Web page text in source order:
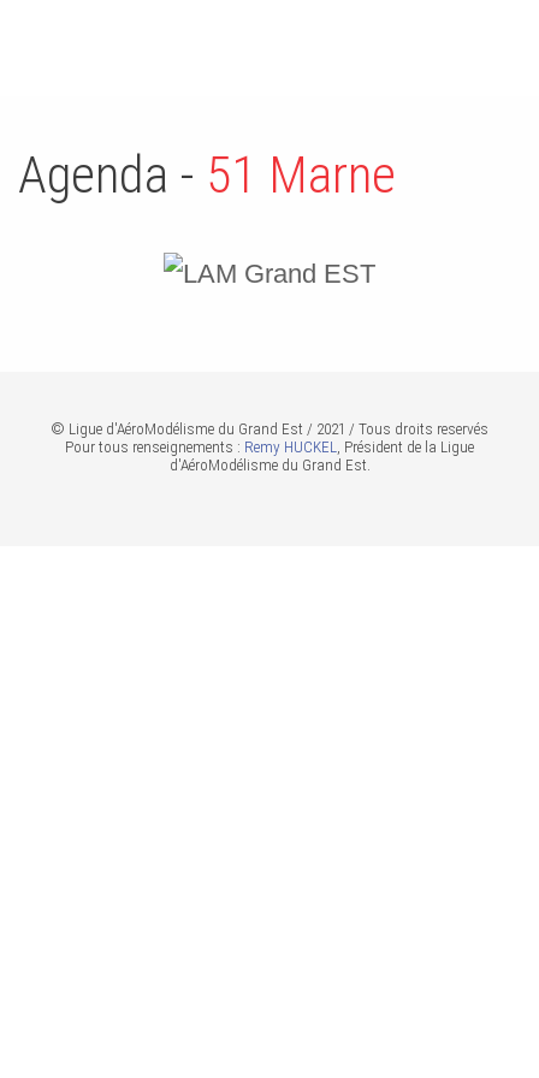
Agenda - 51 Marne
© Ligue d'AéroModélisme du Grand Est / 2021 / Tous droits reservés
Pour tous renseignements : Remy HUCKEL, Président de la Ligue
d'AéroModélisme du Grand Est.